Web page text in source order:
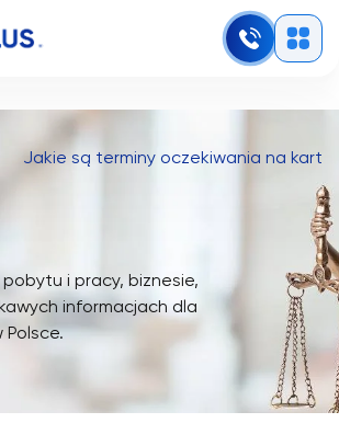
Jakie są terminy oczekiwania na kartę
i pracy, biznesie,
informacjach dla
Polsce.